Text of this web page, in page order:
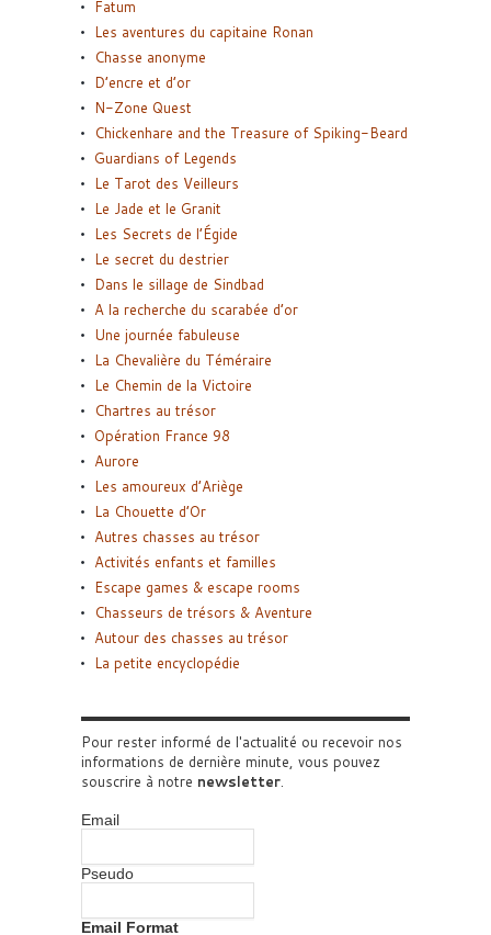
Fatum
Les aventures du capitaine Ronan
Chasse anonyme
D’encre et d’or
N-Zone Quest
Chickenhare and the Treasure of Spiking-Beard
Guardians of Legends
Le Tarot des Veilleurs
Le Jade et le Granit
Les Secrets de l’Égide
Le secret du destrier
Dans le sillage de Sindbad
A la recherche du scarabée d’or
Une journée fabuleuse
La Chevalière du Téméraire
Le Chemin de la Victoire
Chartres au trésor
Opération France 98
Aurore
Les amoureux d’Ariège
La Chouette d’Or
Autres chasses au trésor
Activités enfants et familles
Escape games & escape rooms
Chasseurs de trésors & Aventure
Autour des chasses au trésor
La petite encyclopédie
Pour rester informé de l'actualité ou recevoir nos
informations de dernière minute, vous pouvez
souscrire à notre newsletter
Email
Pseudo
Email Format